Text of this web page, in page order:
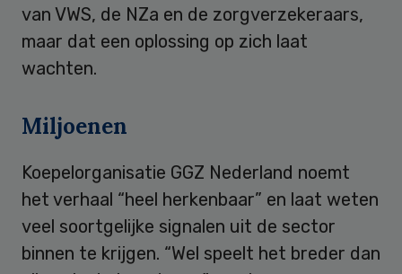
van VWS, de NZa en de zorgverzekeraars,
maar dat een oplossing op zich laat
wachten.
Miljoenen
Koepelorganisatie GGZ Nederland noemt
het verhaal “heel herkenbaar” en laat weten
veel soortgelijke signalen uit de sector
binnen te krijgen. “Wel speelt het breder dan